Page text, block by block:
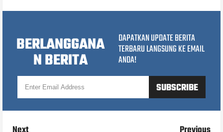
BERLANGGANA
N BERITA
DAPATKAN UPDATE BERITA
TERBARU LANGSUNG KE EMAIL
ANDA!